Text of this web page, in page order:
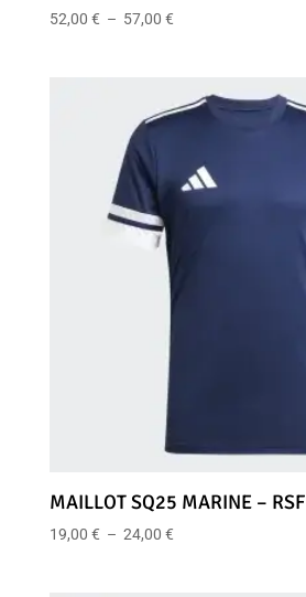
52,00 € – 57,00 €Plage
52,00 €
à
MAILLOT SQ25 MARINE – RSF
19,00 € – 24,00 €Plage